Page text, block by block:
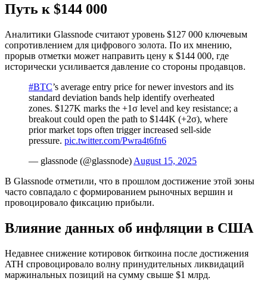
Путь к $144 000
Аналитики Glassnode считают уровень $127 000 ключевым
сопротивлением для цифрового золота. По их мнению,
прорыв отметки может направить цену к $144 000, где
исторически усиливается давление со стороны продавцов.
#BTC’s average entry price for newer investors and its
standard deviation bands help identify overheated
zones. $127K marks the +1σ level and key resistance; a
breakout could open the path to $144K (+2σ), where
prior market tops often trigger increased sell-side
pressure. pic.twitter.com/Pwra4t6fn6
— glassnode (@glassnode) August 15, 2025
В Glassnode отметили, что в прошлом достижение этой зоны
часто совпадало с формированием рыночных вершин и
провоцировало фиксацию прибыли.
Влияние данных об инфляции в США
Недавнее снижение котировок биткоина после достижения
ATH спровоцировало волну принудительных ликвидаций
маржинальных позиций на сумму свыше $1 млрд.